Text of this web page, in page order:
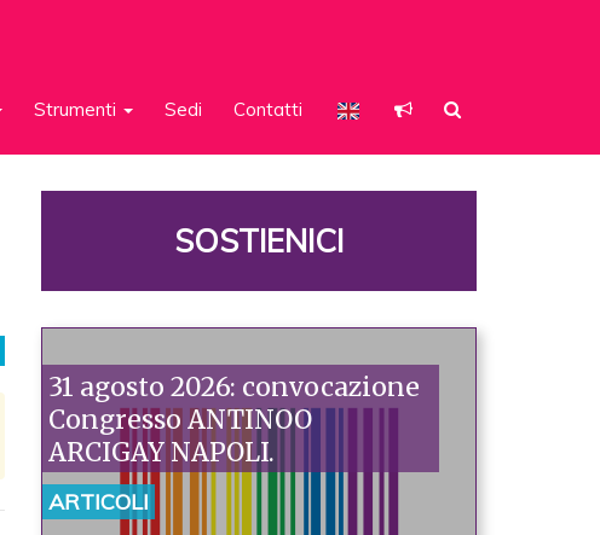
Strumenti Sedi Contatti
SOSTIENICI
31 agosto 2026: convocazione
Congresso ANTINOO
ARCIGAY NAPOLI.
ARTICOLI